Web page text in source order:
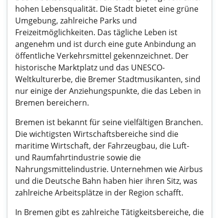
hohen Lebensqualität. Die Stadt bietet eine grüne
Umgebung, zahlreiche Parks und
Freizeitmöglichkeiten. Das tägliche Leben ist
angenehm und ist durch eine gute Anbindung an
öffentliche Verkehrsmittel gekennzeichnet. Der
historische Marktplatz und das UNESCO-
Weltkulturerbe, die Bremer Stadtmusikanten, sind
nur einige der Anziehungspunkte, die das Leben in
Bremen bereichern.
Bremen ist bekannt für seine vielfältigen Branchen.
Die wichtigsten Wirtschaftsbereiche sind die
maritime Wirtschaft, der Fahrzeugbau, die Luft-
und Raumfahrtindustrie sowie die
Nahrungsmittelindustrie. Unternehmen wie Airbus
und die Deutsche Bahn haben hier ihren Sitz, was
zahlreiche Arbeitsplätze in der Region schafft.
In Bremen gibt es zahlreiche Tätigkeitsbereiche, die